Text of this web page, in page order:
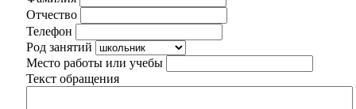
Отчество
Телефон
Род занятий
Место работы или учебы
Текст обращения